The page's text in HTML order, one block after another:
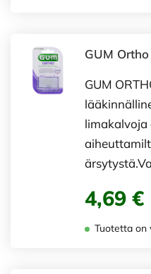
GUM
GUM
limakalvoja
4,69 €
Tuotetta on